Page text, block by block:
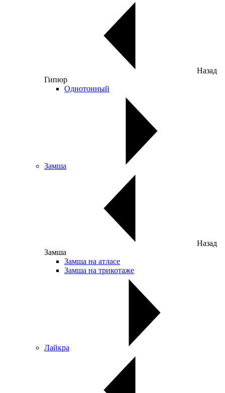
Назад
Гипюр
Однотонный
Замша
Назад
Замша
Замша на атласе
Замша на трикотаже
Лайкра